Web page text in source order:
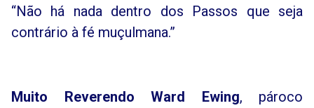
“Não há nada dentro dos Passos que seja
contrário à fé muçulmana.”
Muito Reverendo Ward Ewing, pároco